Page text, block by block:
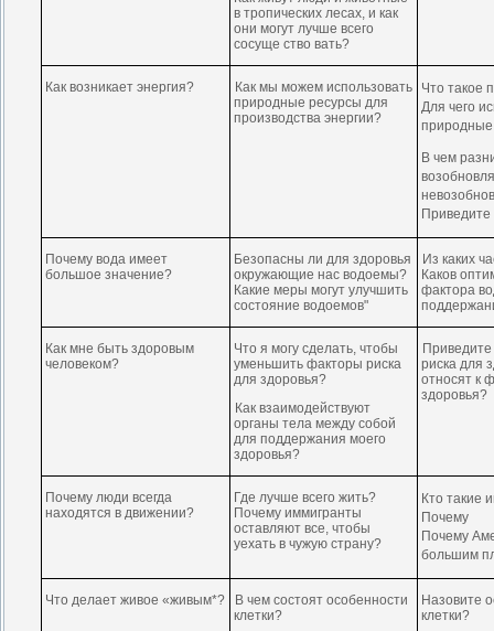
в тропических лесах, и как
они могут лучше всего
сосуще ство вать?
Как возникает энергия?
Как мы можем использовать
природные ресурсы для
производства энергии?
Что такое
Для чего
В чем
Почему вода имеет
большое значение?
Безопасны ли для здоровья
окружающие нас водоемы?
Какие меры могут улучшить
состояние водоемов"
Из каких
Каков
фактора
Как мне быть здоровым
человеком?
Что я могу сделать, чтобы
уменьшить факторы риска
для здоровья?
Как взаимодействуют
органы тела между собой
для поддержания моего
здоровья?
риска для
относят к
здоровья?
Почему люди всегда
находятся в движении?
Где лучше всего жить?
Почему иммигранты
оставляют все, чтобы
уехать в чужую страну?
Кто такие
Почему
Почему
большим
Что делает живое «живым*? Вчем состоят особенности
клетки?
Назовите
клетки?